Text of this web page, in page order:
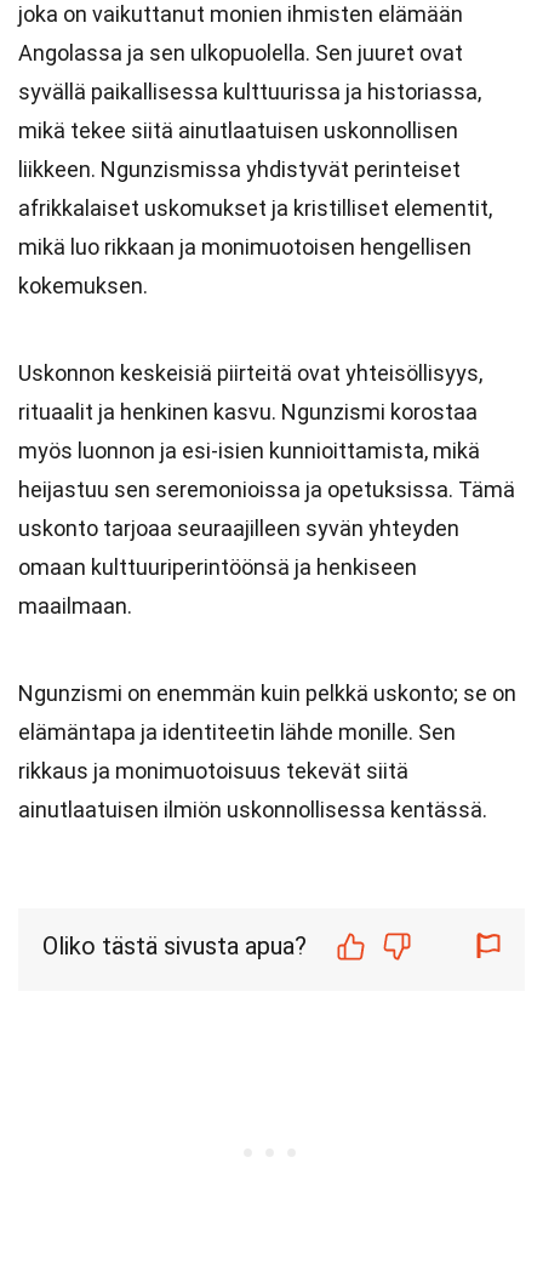
joka on vaikuttanut monien ihmisten elämään
Angolassa ja sen ulkopuolella. Sen juuret ovat
syvällä paikallisessa kulttuurissa ja historiassa,
mikä tekee siitä ainutlaatuisen uskonnollisen
liikkeen. Ngunzismissa yhdistyvät perinteiset
afrikkalaiset uskomukset ja kristilliset elementit,
mikä luo rikkaan ja monimuotoisen hengellisen
kokemuksen.
Uskonnon keskeisiä piirteitä ovat yhteisöllisyys,
rituaalit ja henkinen kasvu. Ngunzismi korostaa
myös luonnon ja esi-isien kunnioittamista, mikä
heijastuu sen seremonioissa ja opetuksissa. Tämä
uskonto tarjoaa seuraajilleen syvän yhteyden
omaan kulttuuriperintöönsä ja henkiseen
maailmaan.
Ngunzismi on enemmän kuin pelkkä uskonto; se on
elämäntapa ja identiteetin lähde monille. Sen
rikkaus ja monimuotoisuus tekevät siitä
ainutlaatuisen ilmiön uskonnollisessa kentässä.
Oliko tästä sivusta apua?